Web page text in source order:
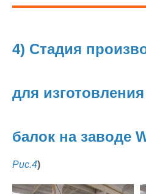
4) Стадия
для
балок на заводе
Рис.4)